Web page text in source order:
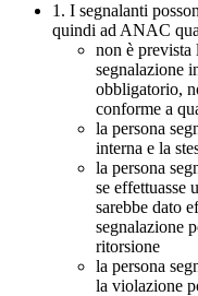
1. I segnalanti
quindi ad ANAC
non è prevista
segnalazione
obbligatorio,
conforme a
la persona
interna e la
la persona
se effettuasse
sarebbe dato
segnalazione
ritorsione
la persona
la violazione